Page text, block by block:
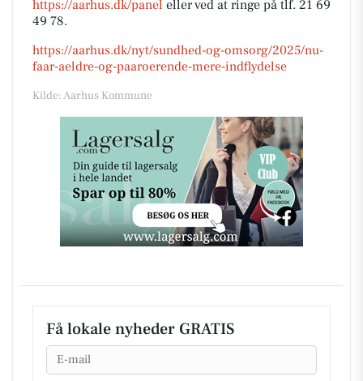
https://aarhus.dk/panel eller ved at ringe på tlf. 21 69
49 78.
https://aarhus.dk/nyt/sundhed-og-omsorg/2025/nu-
faar-aeldre-og-paaroerende-mere-indflydelse
Kilde: Aarhus Kommune
Få lokale nyheder GRATIS
Email